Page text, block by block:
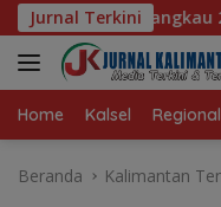
Langsung
ke
konten
Jurnal Terkini
Penerima
Home Kalsel Regional
Beranda Kalimantan